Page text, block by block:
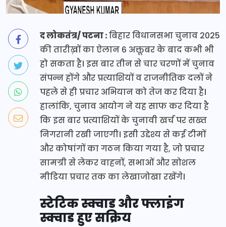
द लोकतंत्र/ पटना :बिहार विधानसभा चुनाव 2025
की तारीख़ों का ऐलान 6 अक्तूबर के बाद कभी भी
हो सकता है। इस बार तीन से चार चरणों में चुनाव
संपन्न होंगे और प्रत्याशियों व राजनीतिक दलों ने
पहले से ही प्रचार अभियान को तेज कर दिया है।
हालांकि, चुनाव आयोग ने यह साफ कर दिया है
कि इस बार प्रत्याशियों के चुनावी खर्च पर सख्त
निगरानी रखी जाएगी। इसी उद्देश्य से कई टीमों
और कोषांगों का गठन किया गया है, जो प्रचार
सामग्री से लेकर वाहनों, सभाओं और सोशल
मीडिया प्रचार तक का लेखाजोखा रखेंगे।
स्टेटिक स्क्वाड और फ्लाइंग
स्क्वाड हुए सक्रिय